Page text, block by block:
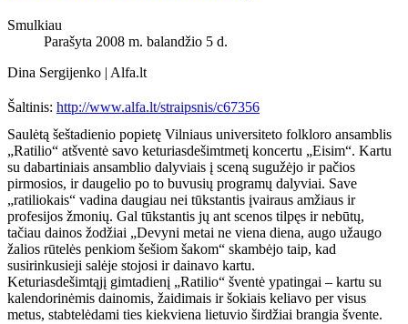
Smulkiau
Parašyta 2008 m. balandžio 5 d.
Dina Sergijenko | Alfa.lt
Šaltinis: http://www.alfa.lt/straipsnis/c67356
Saulėtą šeštadienio popietę Vilniaus universiteto folkloro ansamblis
„Ratilio“ atšventė savo keturiasdešimtmetį koncertu „Eisim“. Kartu
su dabartiniais ansamblio dalyviais į sceną sugužėjo ir pačios
pirmosios, ir daugelio po to buvusių programų dalyviai. Save
„ratiliokais“ vadina daugiau nei tūkstantis įvairaus amžiaus ir
profesijos žmonių. Gal tūkstantis jų ant scenos tilpęs ir nebūtų,
tačiau dainos žodžiai „Devyni metai ne viena diena, augo užaugo
žalios rūtelės penkiom šešiom šakom“ skambėjo taip, kad
susirinkusieji salėje stojosi ir dainavo kartu.
Keturiasdešimtąjį gimtadienį „Ratilio“ šventė ypatingai – kartu su
kalendorinėmis dainomis, žaidimais ir šokiais keliavo per visus
metus, stabtelėdami ties kiekviena lietuvio širdžiai brangia švente.